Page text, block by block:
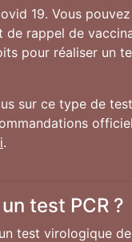
19. Vous
de rappel de
pour réaliser un
sur ce type de
.
test PCR ?
test virologique